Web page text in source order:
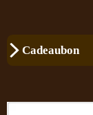
Cadeaubon